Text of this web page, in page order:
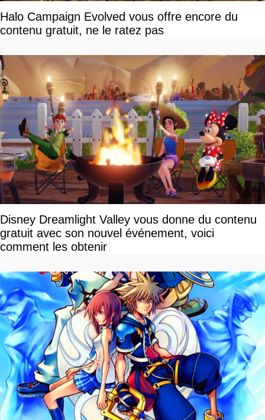
Halo Campaign Evolved vous offre encore du
contenu gratuit, ne le ratez pas
Disney Dreamlight Valley vous donne du contenu
gratuit avec son nouvel événement, voici
comment les obtenir